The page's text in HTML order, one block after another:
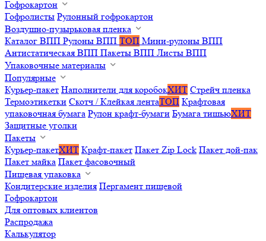
Гофрокартон
Гофролисты Рулонный гофрокартон
Воздушно-пузырьковая пленка
Каталог ВПП Рулоны ВПП ТОП Мини-рулоны ВПП
Антистатическая ВПП Пакеты ВПП Листы ВПП
Упаковочные материалы
Популярные
Курьер-пакет Наполнители для коробокХИТ Стрейч пленка
Термоэтикетки Скотч / Клейкая лентаТОП Крафтовая
упаковочная бумага Рулон крафт-бумаги Бумага тишьюХИТ
Защитные уголки
Пакеты
Курьер-пакетХИТ Крафт-пакет Пакет Zip Lock Пакет дой-пак
Пакет майка Пакет фасовочный
Пищевая упаковка
Кондитерские изделия Пергамент пищевой
Гофрокартон
Для оптовых клиентов
Распродажа
Калькулятор